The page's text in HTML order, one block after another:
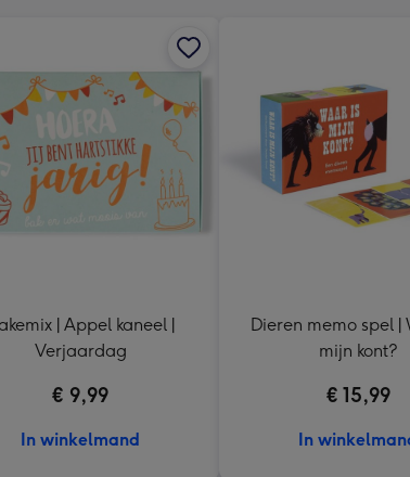
| Appel kaneel |
Verjaardag
€ 9,99
In winkelmand
Dieren memo spel |
mijn kont?
€ 15,99
In